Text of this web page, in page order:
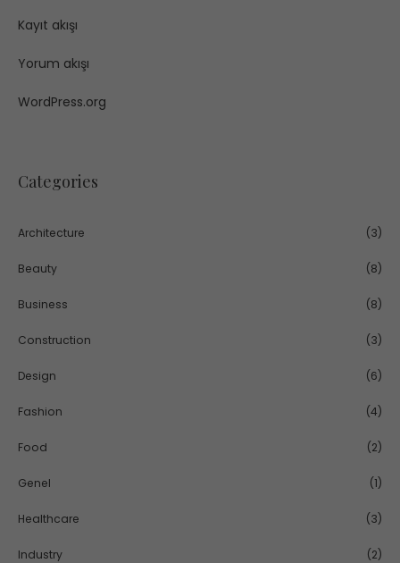
Kayıt akışı
Yorum akışı
WordPress.org
Categories
Architecture (3)
Beauty (8)
Business (8)
Construction (3)
Design (6)
Fashion (4)
Food (2)
Genel (1)
Healthcare (3)
Industry (2)